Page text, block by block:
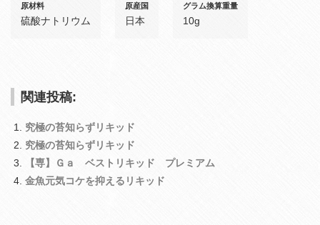
原材料
硫酸ナトリウム
原産国
日本
グラム換算重量
10g
関連投稿:
究極の苔知らずリキッド
究極の苔知らずリキッド
【専】Ｇａ ベストリキッド プレミアム
金魚元気コケを抑えるリキッド